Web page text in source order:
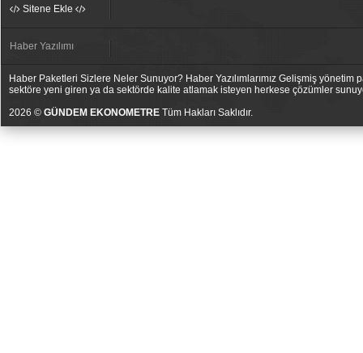
Sitene Ekle
Haber Yazılımı
Haber Paketleri Sizlere Neler Sunuyor? Haber Yazılımlarımız Gelişmiş
sektöre yeni giren ya da sektörde kalite atlamak isteyen herkese çözümler
2026 © GÜNDEM EKONOMETRE Tüm Hakları Saklıdır.